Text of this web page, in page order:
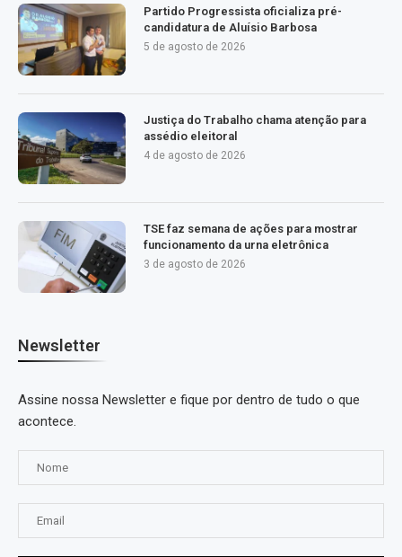
Partido Progressista oficializa pré-
candidatura de Aluísio Barbosa
5 de agosto de 2026
Justiça do Trabalho chama atenção para
assédio eleitoral
4 de agosto de 2026
TSE faz semana de ações para mostrar
funcionamento da urna eletrônica
3 de agosto de 2026
Newsletter
Assine nossa Newsletter e fique por dentro de tudo o que
acontece.